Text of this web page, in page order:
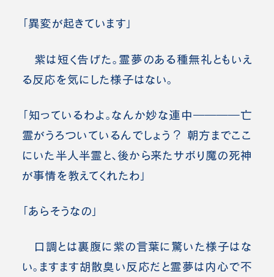
「異変が起きています」
紫は短く告げた。霊夢のある種無礼ともいえ
る反応を気にした様子はない。
「知っているわよ。なんか妙な連中――――亡
霊がうろついているんでしょう？ 朝方までここ
にいた半人半霊と、後から来たサボり魔の死神
が事情を教えてくれたわ」
「あらそうなの」
口調とは裏腹に紫の言葉に驚いた様子はな
い。ますます胡散臭い反応だと霊夢は内心で不